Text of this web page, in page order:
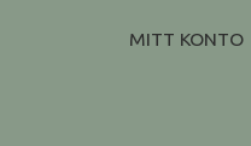
MITT KONTO